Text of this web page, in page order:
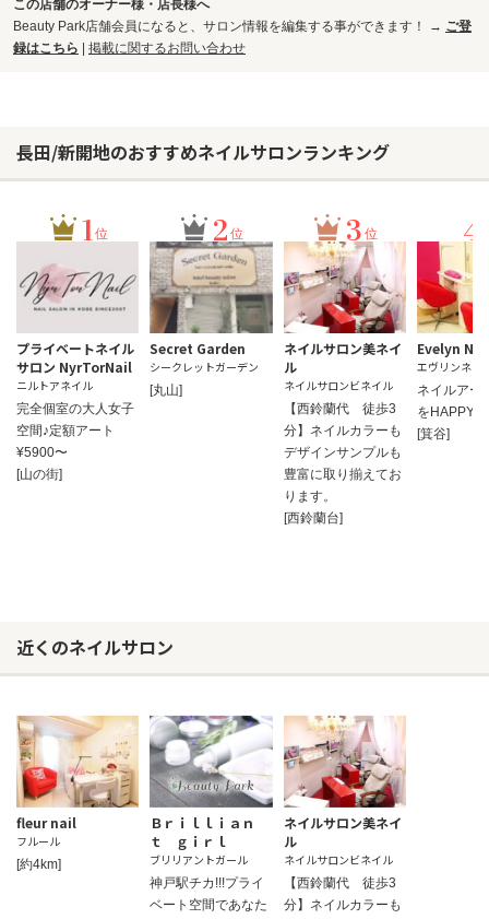
この店舗のオーナー様・店長様へ
Beauty Park店舗会員になると、サロン情報を編集する事ができます！ → ご登
録はこちら
掲載に関するお問い合わせ
長田/新開地のおすすめネイルサロンランキング
1位
プライベートネイル
サロン NyrTorNail
ニルトアネイル
完全個室の大人女子
空間♪定額アート
¥5900〜
[山の街]
2 位
Secret Garden
シークレットガーデン
[丸山]
3 位
ネイルサロン美ネイ
ル
ネイルサロンビネイル
【西鈴蘭代 徒歩3
分】ネイルカラーも
デザインサンプルも
豊富に取り揃えてお
ります。
[西鈴蘭台]
4
Evelyn
エヴリンネイ
ネイルアー
をHAPPY
[箕谷]
近くのネイルサロン
fleur nail
フルール
[約4km]
Ｂｒｉｌｌｉａｎ
ｔ ｇｉｒｌ
ブリリアントガール
神戸駅チカ!!!プライ
ベート空間であなた
ネイルサロン美ネイ
ル
ネイルサロンビネイル
【西鈴蘭代 徒歩3
分】ネイルカラーも